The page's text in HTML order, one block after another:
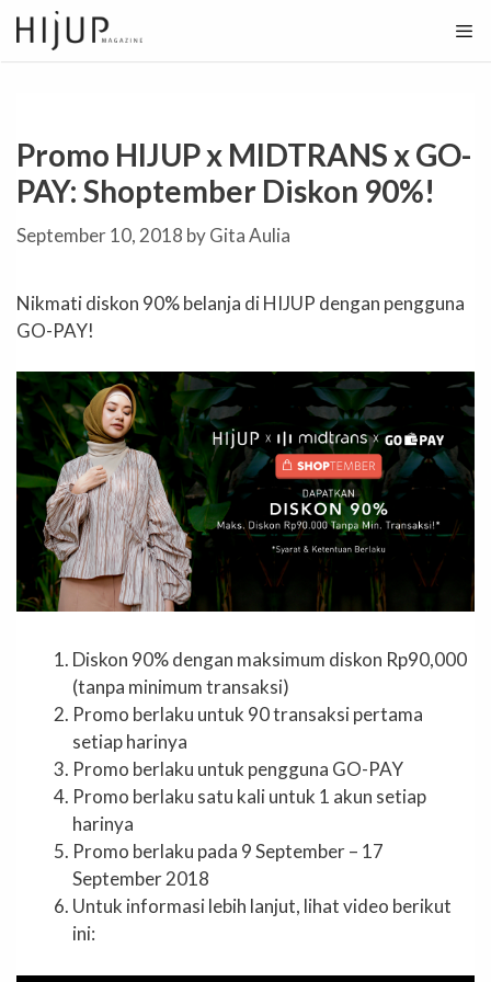
Skip
to
content
Promo HIJUP x MIDTRANS x GO-
PAY: Shoptember Diskon 90%!
September 10, 2018 byGita Aulia
Nikmati diskon 90% belanja di HIJUP dengan pengguna
GO-PAY!
Diskon 90% dengan maksimum diskon Rp90,000
(tanpa minimum transaksi)
Promo berlaku untuk 90 transaksi pertama
setiap harinya
Promo berlaku untuk pengguna GO-PAY
Promo berlaku satu kali untuk 1 akun setiap
harinya
Promo berlaku pada 9 September – 17
September 2018
Untuk informasi lebih lanjut, lihat video berikut
ini: